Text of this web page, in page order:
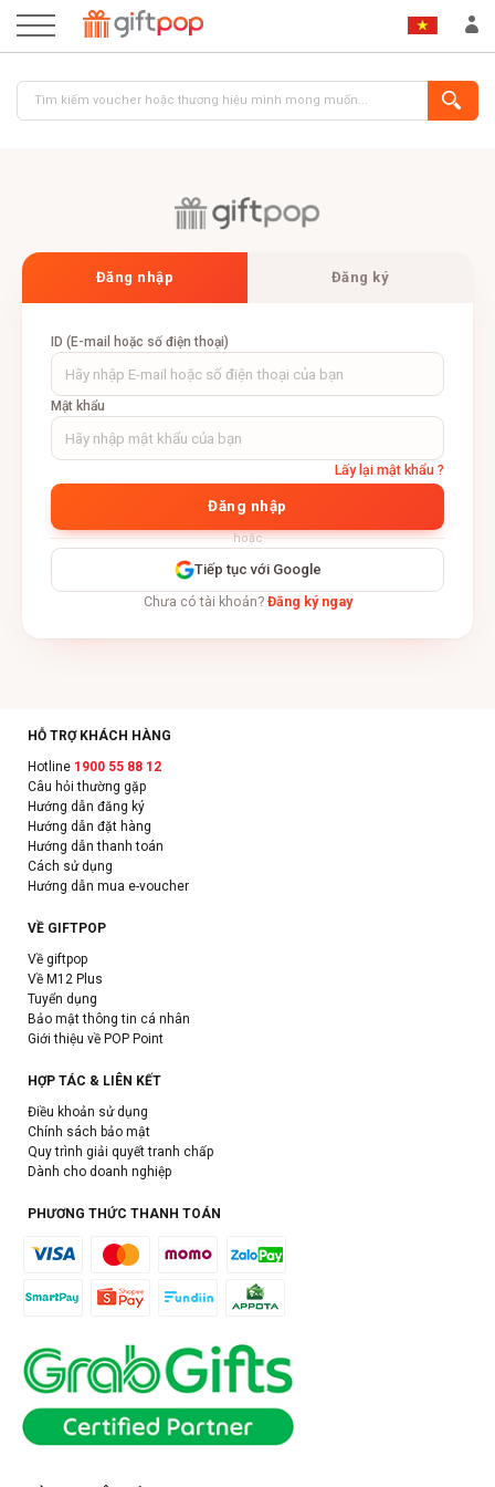
ĐĂNG NHẬP
Đăng nhập
Đăng ký
ID (E-mail hoặc số điện thoại)
Mật khẩu
Lấy lại mật khẩu ?
Đăng nhập
hoặc
Tiếp tục với Google
Chưa có tài khoản? Đăng ký ngay
HỖ TRỢ KHÁCH HÀNG
Hotline 1900 55 88 12
Câu hỏi thường gặp
Hướng dẫn đăng ký
Hướng dẫn đặt hàng
Hướng dẫn thanh toán
Cách sử dụng
Hướng dẫn mua e-voucher
VỀ GIFTPOP
Về giftpop
Về M12 Plus
Tuyển dụng
Bảo mật thông tin cá nhân
Giới thiệu về POP Point
HỢP TÁC & LIÊN KẾT
Điều khoản sử dụng
Chính sách bảo mật
Quy trình giải quyết tranh chấp
Dành cho doanh nghiệp
PHƯƠNG THỨC THANH TOÁN